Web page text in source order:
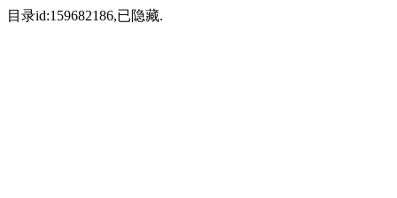
目录id:159682186,已隐藏.